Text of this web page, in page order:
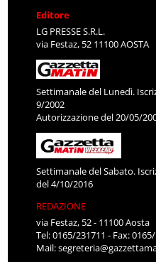
Editore
LG PRESSE S.R.L.
via Festaz, 52 11100 AOSTA
Settimanale del Lunedì.
9/2002
Autorizzazione del 20/05/
Settimanale del Sabato.
del 4/10/2016
REDAZIONE
via Festaz, 52 - 11100 Aosta
Tel: 0165/231711 - Fax:
Mail: